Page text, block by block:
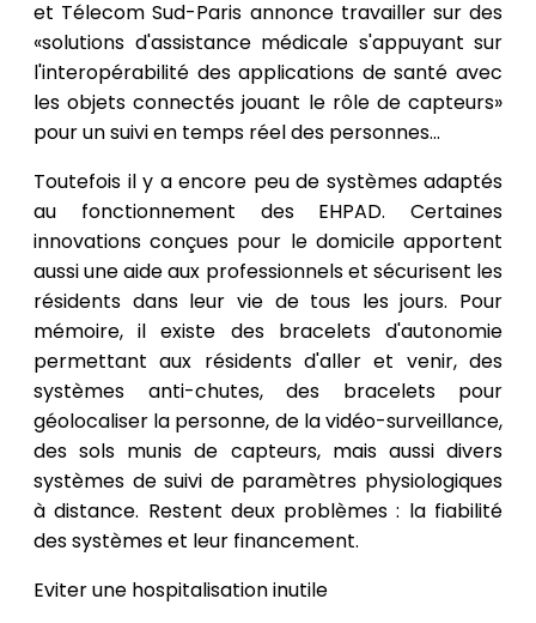
et Télecom Sud-Paris annonce travailler sur des
«solutions d'assistance médicale s'appuyant sur
l'interopérabilité des applications de santé avec
les objets connectés jouant le rôle de capteurs»
pour un suivi en temps réel des personnes...
Toutefois il y a encore peu de systèmes adaptés
au fonctionnement des EHPAD. Certaines
innovations conçues pour le domicile apportent
aussi une aide aux professionnels et sécurisent les
résidents dans leur vie de tous les jours. Pour
mémoire, il existe des bracelets d'autonomie
permettant aux résidents d'aller et venir, des
systèmes anti-chutes, des bracelets pour
géolocaliser la personne, de la vidéo-surveillance,
des sols munis de capteurs, mais aussi divers
systèmes de suivi de paramètres physiologiques
à distance. Restent deux problèmes : la fiabilité
des systèmes et leur financement.
Eviter une hospitalisation inutile